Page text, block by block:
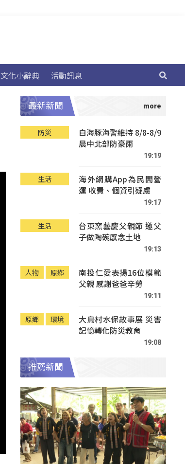
文化小辭典 活動訊息
最新新聞
防災
白海豚海警維持 8/8-8/9
晨中北部防豪雨
19:19
生活
海外網購App為民間營
運 收費、個資引疑慮
19:17
生活
台東窯藝慶父親節 邀父
子做陶碗感念土地
19:13
人物 原鄉
南投仁愛表揚16位模範
父親 感謝爸爸辛勞
19:11
原鄉 環境
大鳥村水保故事展 災害
記憶轉化防災教育
19:08
推薦新聞